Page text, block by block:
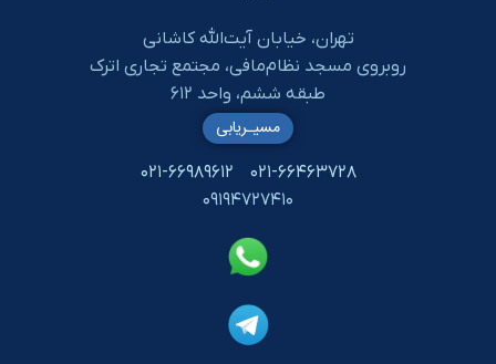
تهران، خیابان آیت‌الله کاشانی
روبروی مسجد نظام‌مافی، مجتمع تجاری اترک
طبقه ششم، واحد ۶۱۲
۰۲۱-۶۶۴۶۳۷۲۸
۰۲۱-۶۶۹۸۹۶۱۲
۰۹۱۹۴۷۲۷۴۱۰
مسیـریابی